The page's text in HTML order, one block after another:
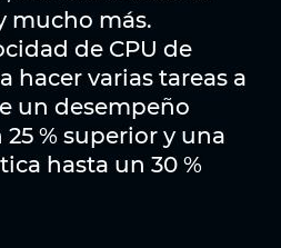
mucho más.
de CPU de
hacer varias tareas a
un desempeño
% superior y una
hasta un 30 %